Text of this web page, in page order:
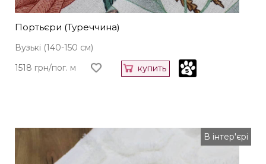
Портьєри (Туреччина)
Вузькі (140-150 см)
1518 грн/пог. м
купить
В інтер'єрі